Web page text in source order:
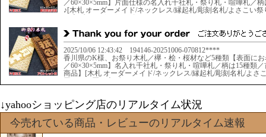
↓yahooショッピング店のリアルタイム状況